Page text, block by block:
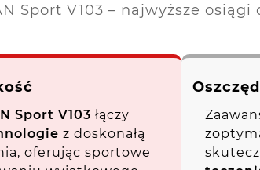
Sport V103 – najwyższe
Sport V103 łączy
z doskonałą
oferując sportowe